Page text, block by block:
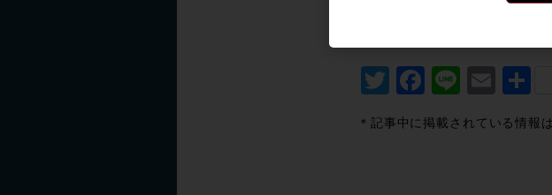
Twitter
Facebook
Line
＊記事中に掲載されている情報